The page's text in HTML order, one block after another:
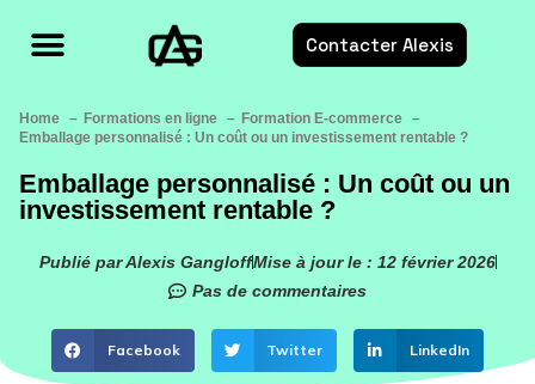
Contacter Alexis
Home Formations en ligne
Formation E-commerce
Emballage personnalisé : Un coût ou un investissement rentable ?
Emballage personnalisé : Un coût ou un
investissement rentable ?
Publié par Alexis GangloffMise à jour le : 12 février 2026
Pas de commentaires
Facebook Twitter LinkedIn